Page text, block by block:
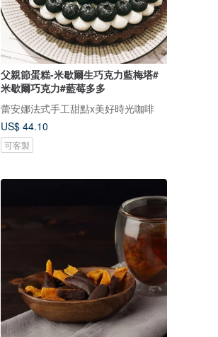
父親節蛋糕-米歇爾生巧克力藍梅塔#
米歇爾巧克力#藍莓多多
蕾安娜法式手工甜點x美好時光咖啡
US$ 44.10
可客製